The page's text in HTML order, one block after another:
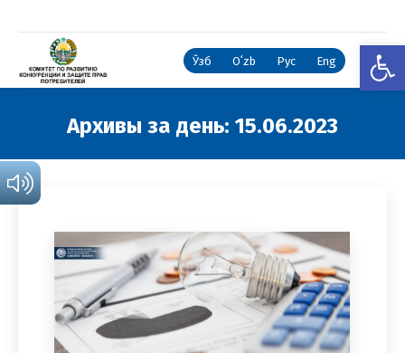
Ўзб Oʻzb Рус Eng
Архивы за день: 15.06.2023